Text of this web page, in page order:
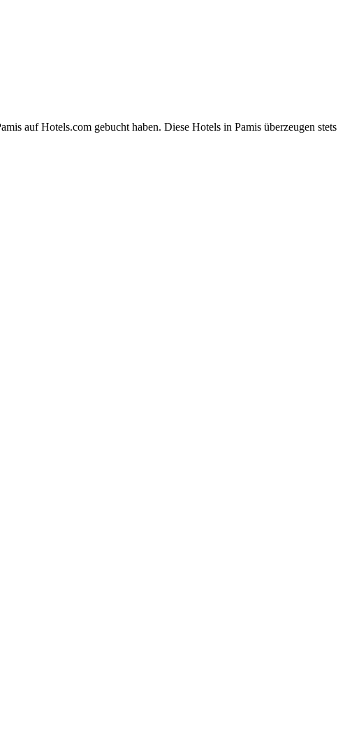
auf Hotels.com gebucht haben. Diese Hotels in Pamis überzeugen stets